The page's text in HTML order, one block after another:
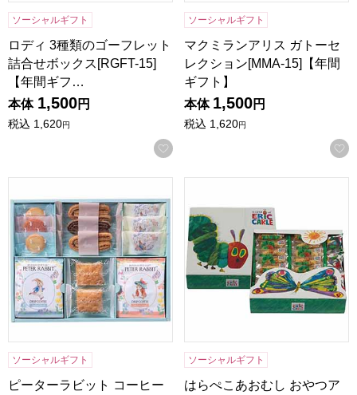
ソーシャルギフト
ロディ 3種類のゴーフレット
詰合せボックス[RGFT-15]
【年間ギフ…
本体 1,500円
税込 1,620円
お気に入りに登録する
ソーシャルギフト
マクミランアリス ガトーセ
レクション[MMA-15]【年間
ギフト】
本体 1,500円
税込 1,620円
ソーシャルギフト
ピーターラビット コーヒー
ソーシャルギフト
はらぺこあおむし おやつア